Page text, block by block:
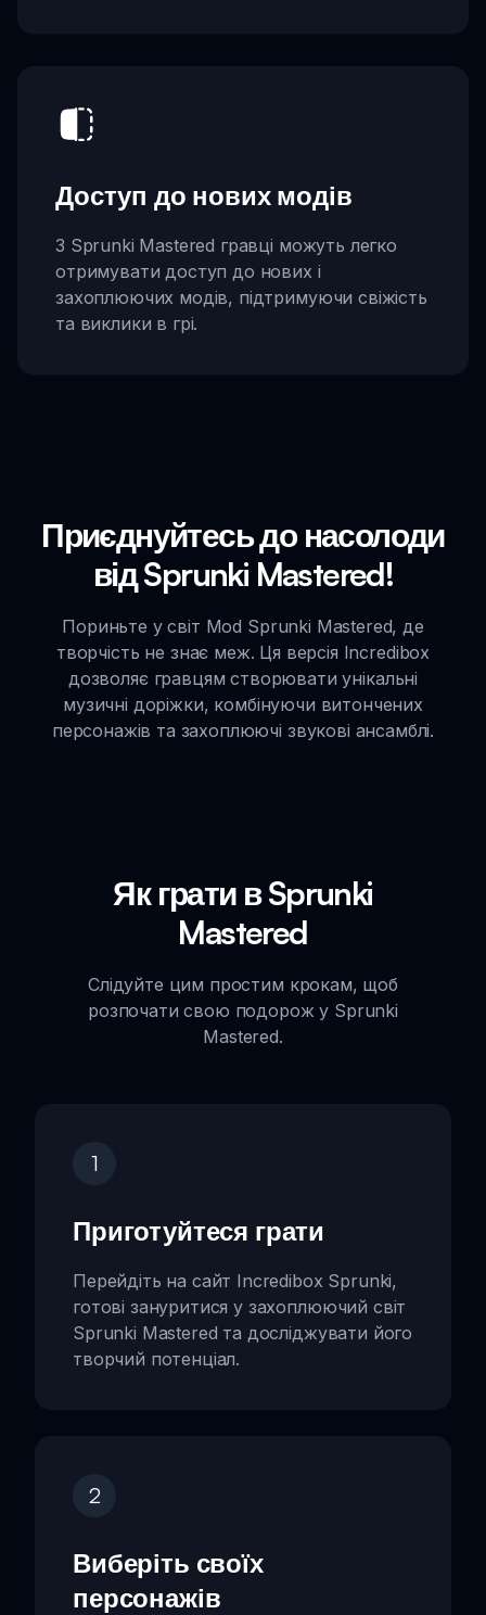
Доступ до нових модів
З Sprunki Mastered гравці можуть легко
отримувати доступ до нових і
захоплюючих модів, підтримуючи свіжість
та виклики в грі.
Приєднуйтесь до насолоди
від Sprunki Mastered!
Пориньте у світ Mod Sprunki Mastered, де
творчість не знає меж. Ця версія Incredibox
дозволяє гравцям створювати унікальні
музичні доріжки, комбінуючи витончених
персонажів та захоплюючі звукові ансамблі.
Як грати в Sprunki
Mastered
Слідуйте цим простим крокам, щоб
розпочати свою подорож у Sprunki
Mastered.
1
Приготуйтеся грати
Перейдіть на сайт Incredibox Sprunki,
готові зануритися у захоплюючий світ
Sprunki Mastered та досліджувати його
творчий потенціал.
2
Виберіть своїх
персонажів